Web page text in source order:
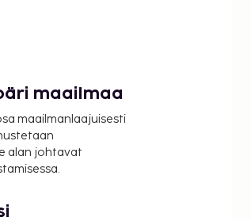
maailmaa
maailmanlaajuisesti
alan johtavat